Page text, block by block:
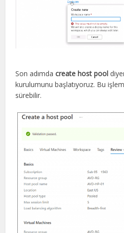
Son adımdacreate host pool
kurulumunu başlatıyoruz. Bu
sürebilir.